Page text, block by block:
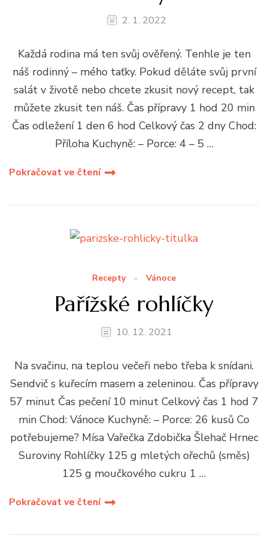
2. 1. 2022
Každá rodina má ten svůj ověřený. Tenhle je ten
náš rodinný – mého taťky. Pokud děláte svůj první
salát v životě nebo chcete zkusit nový recept, tak
můžete zkusit ten náš. Čas přípravy 1 hod 20 min
Čas odležení 1 den 6 hod Celkový čas 2 dny Chod:
Příloha Kuchyně: – Porce: 4 – 5 …
Pokračovat ve čtení
Recepty Vánoce
Pařížské rohlíčky
10. 12. 2021
Na svačinu, na teplou večeři nebo třeba k snídani.
Sendvič s kuřecím masem a zeleninou. Čas přípravy
57 minut Čas pečení 10 minut Celkový čas 1 hod 7
min Chod: Vánoce Kuchyně: – Porce: 26 kusů Co
potřebujeme? Mísa Vařečka Zdobička Šlehač Hrnec
Suroviny Rohlíčky 125 g mletých ořechů (směs)
125 g moučkového cukru 1 …
Pokračovat ve čtení